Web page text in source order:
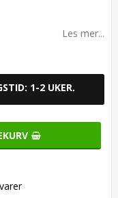
Les mer...
1-2 UKER.